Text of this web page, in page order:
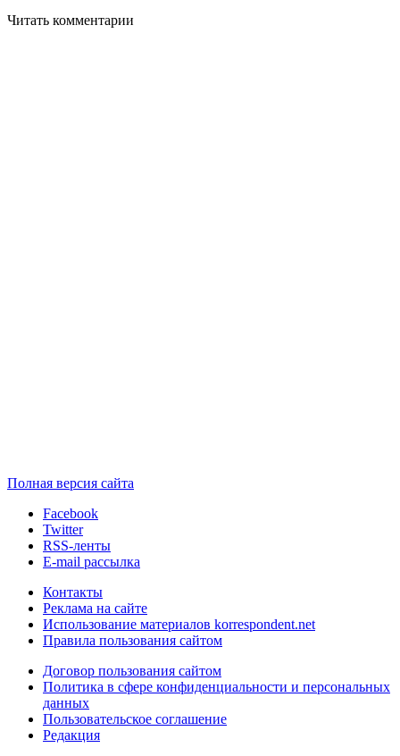
Читать комментарии
Полная версия сайта
Facebook
Twitter
RSS-ленты
E-mail рассылка
Контакты
Реклама на сайте
Использование материалов korrespondent.net
Правила пользования сайтом
Договор пользования сайтом
Политика в сфере конфиденциальности и персональных
данных
Пользовательское соглашение
Редакция